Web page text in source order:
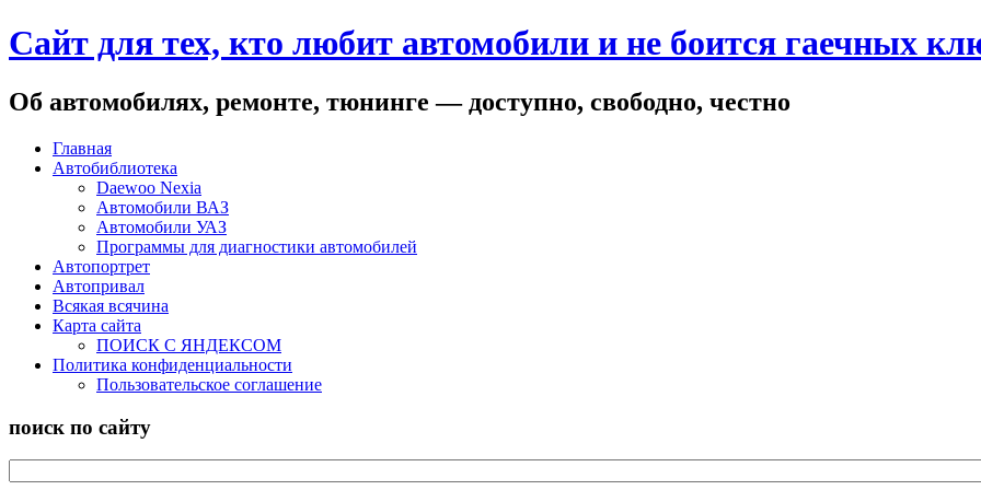
Сайт для тех, кто любит автомобили и не боится гаечных
Об автомобилях, ремонте, тюнинге — доступно, свободно, честно
Главная
Автобиблиотека
Daewoo Nexia
Автомобили ВАЗ
Автомобили УАЗ
Программы для диагностики автомобилей
Автопортрет
Автопривал
Всякая всячина
Карта сайта
ПОИСК С ЯНДЕКСОМ
Политика конфиденциальности
Пользовательское соглашение
поиск по сайту